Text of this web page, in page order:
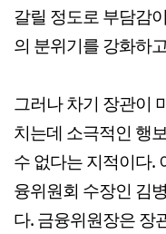
갈릴 정도로 부담감
의 분위기를 강화하
그러나 차기 장관이
치는데 소극적인 행
수 없다는 지적이다.
융위원회 수장인 김
다. 금융위원장은 장